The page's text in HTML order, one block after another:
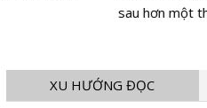
sau hơn một tháng sử dụng
XU HƯỚNG ĐỌC